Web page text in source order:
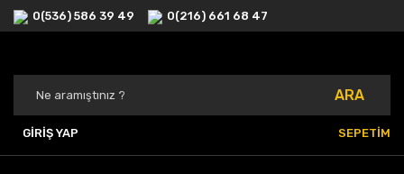
0(536) 586 39 49 0(216) 661 68 47
ARA
GİRİŞ YAP SEPETİM